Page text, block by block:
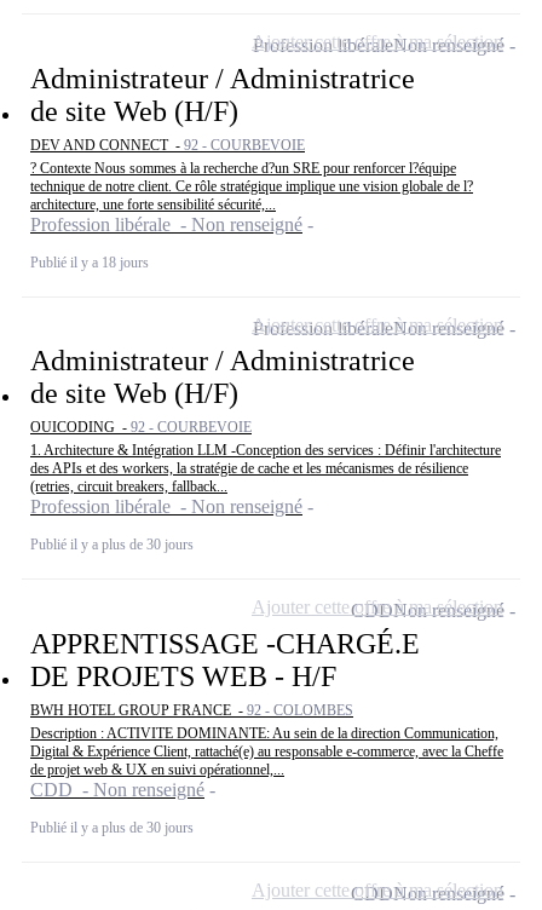
Administrateur / Administratrice
de site Web (H/F)
DEV AND CONNECT - 92 - COURBEVOIE
? Contexte Nous sommes à la recherche d?un SRE pour renforcer l?équipe
technique de notre client. Ce rôle stratégique implique une vision globale de l?
architecture, une forte sensibilité sécurité,...
Profession libérale - Non renseigné
Publié il y a 18 jours
Profession libéraleNon renseigné
Ajouter cette offre à ma sélection
Administrateur / Administratrice
de site Web (H/F)
OUICODING - 92 - COURBEVOIE
1. Architecture & Intégration LLM -Conception des services : Définir l'architecture
des APIs et des workers, la stratégie de cache et les mécanismes de résilience
(retries, circuit breakers, fallback...
Profession libérale - Non renseigné
Publié il y a plus de 30 jours
Profession libéraleNon renseigné
Ajouter cette offre à ma sélection
APPRENTISSAGE -CHARGÉ.E
DE PROJETS WEB - H/F
BWH HOTEL GROUP FRANCE - 92 - COLOMBES
Description : ACTIVITE DOMINANTE: Au sein de la direction Communication,
Digital & Expérience Client, rattaché(e) au responsable e-commerce, avec la Cheffe
de projet web & UX en suivi opérationnel,...
CDD - Non renseigné
Publié il y a plus de 30 jours
CDDNon renseigné
Ajouter cette offre à ma sélection
CDDNon renseigné
Ajouter cette offre à ma sélection